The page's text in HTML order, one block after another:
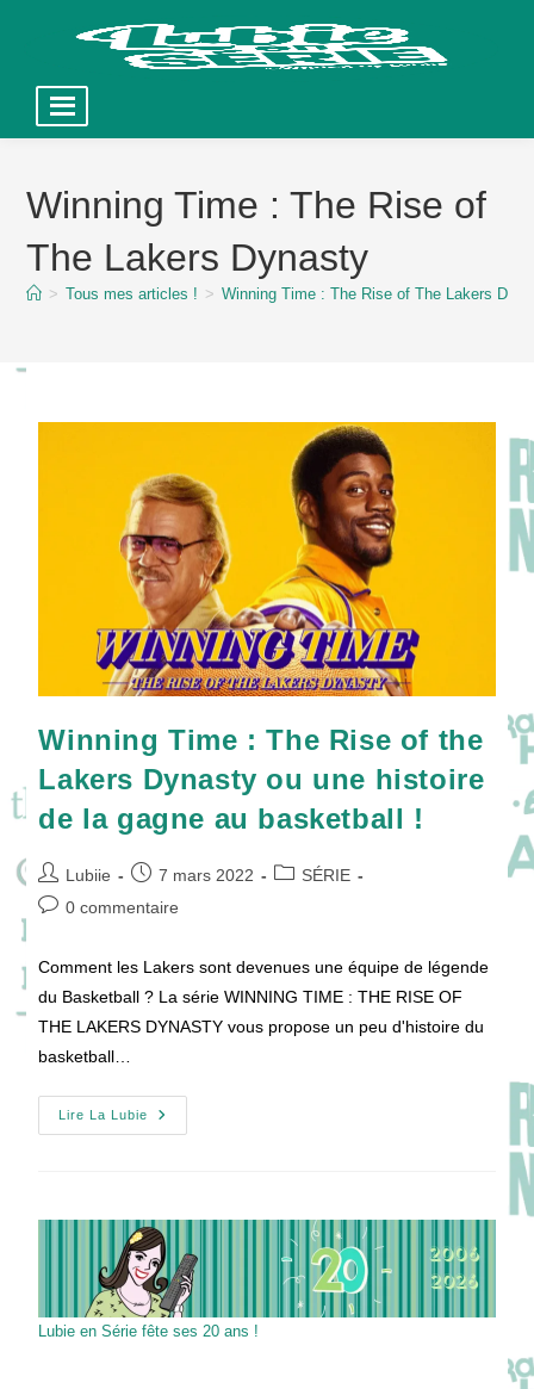
contentWinning Time : The Rise of
The Lakers Dynasty
> Tous mes articles ! > Winning Time : The Rise of The Lakers
Winning Time : The Rise of the
Lakers Dynasty ou une histoire
de la gagne au basketball !
Auteur/autrice
de
Lubiie
Publication
publiée :
7 mars 2022
PostSÉRIE
Commentaires
0 commentaire
Comment les Lakers sont devenues une équipe de légende
du Basketball ? La série WINNING TIME : THE RISE OF
THE LAKERS DYNASTY vous propose un peu d'histoire du
basketball…
Lire La Lubie
Winning
Time
The
Lakers
Dynasty
Ou
Une
Histoire
De
La
Lubie en Série fête ses 20 ans !